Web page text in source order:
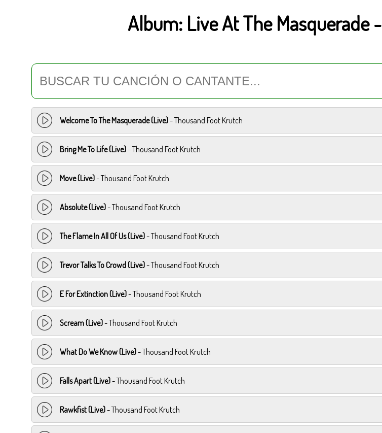
Album: Live At The Masquerade-
Welcome To The Masquerade (Live)- Thousand Foot Krutch
Bring Me To Life (Live)- Thousand Foot Krutch
Move (Live)- Thousand Foot Krutch
Absolute (Live)- Thousand Foot Krutch
The Flame In All Of Us (Live)- Thousand Foot Krutch
Trevor Talks To Crowd (Live)- Thousand Foot Krutch
E For Extinction (Live)- Thousand Foot Krutch
Scream (Live)- Thousand Foot Krutch
What Do We Know (Live)- Thousand Foot Krutch
Falls Apart (Live)- Thousand Foot Krutch
Rawkfist (Live)- Thousand Foot Krutch